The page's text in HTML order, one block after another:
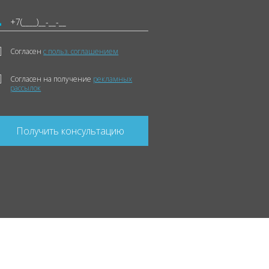
Согласенс польз. соглашением
Согласен на получение рекламных
рассылок
Получить консультацию